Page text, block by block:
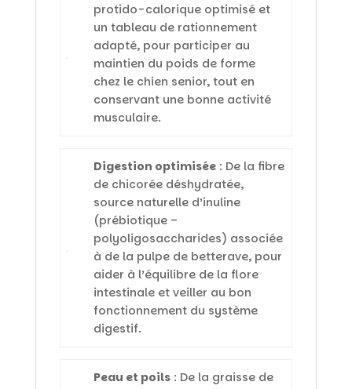
protido-calorique optimisé et
un tableau de rationnement
adapté, pour participer au
maintien du poids de forme
chez le chien senior, tout en
conservant une bonne activité
musculaire.
Digestion optimisée : De la fibre
de chicorée déshydratée,
source naturelle d’inuline
(prébiotique –
polyoligosaccharides) associée
à de la pulpe de betterave, pour
aider à l’équilibre de la flore
intestinale et veiller au bon
fonctionnement du système
digestif.
Peau et poils : De la graisse de